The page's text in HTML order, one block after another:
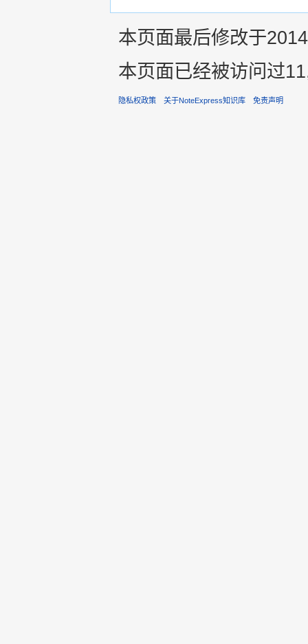
本页面最后修改于
本页面已经被访问过
隐私权政策 关于NoteExpress知识库 免责声明